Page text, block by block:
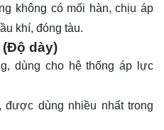
không có mối hàn, chịu áp
khí, đóng tàu.
(Độ dày)
dùng cho hệ thống áp lực
được dùng nhiều nhất trong